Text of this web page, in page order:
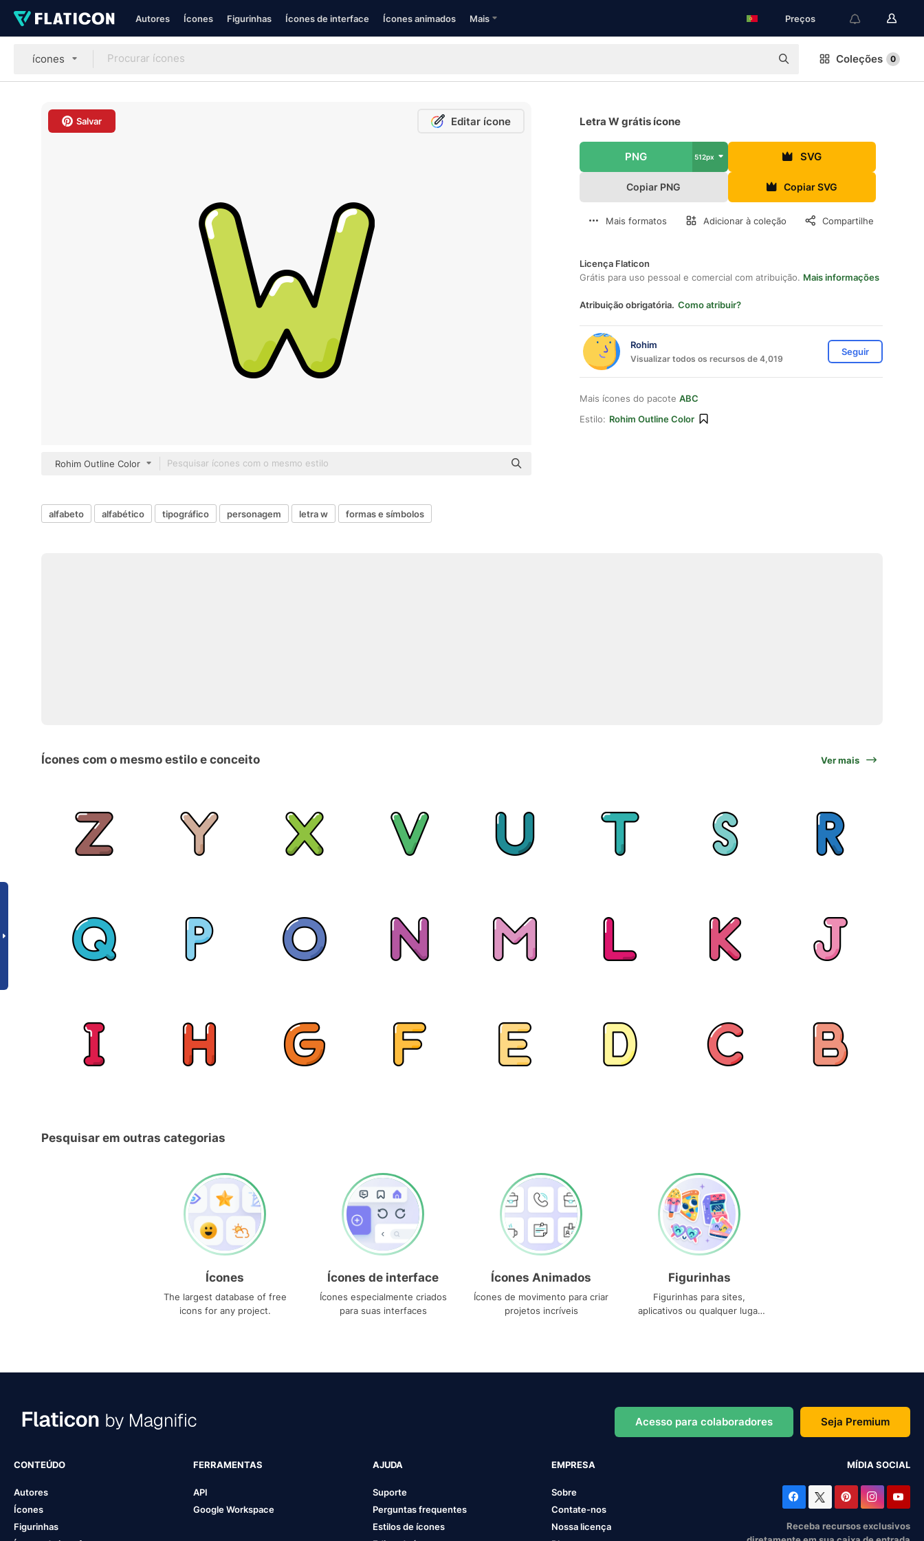
Autores Ícones Figurinhas Ícones de interface Ícones animados Mais Preços
ícones Coleções 0
Salvar Editar ícone
Rohim Outline Color
Letra W grátis ícone
PNG 512px SVG
Copiar PNG Copiar SVG
Mais formatos Adicionar à coleção Compartilhe
Licença Flaticon
Grátis para uso pessoal e comercial com atribuição. Mais informações
Atribuição obrigatória. Como atribuir?
Rohim
Visualizar todos os recursos de 4,019
Seguir
Mais ícones do pacote ABC
Estilo: Rohim Outline Color
alfabeto alfabético tipográfico personagem letra w formas e símbolos
Ícones com o mesmo estilo e conceito Ver mais
Pesquisar em outras categorias
Ícones
The largest database of free
icons for any project.
Ícones de interface
Ícones especialmente criados
para suas interfaces
Ícones Animados
Ícones de movimento para criar
projetos incríveis
Figurinhas
Figurinhas para sites,
aplicativos ou qualquer lugar
Acesso para colaboradores Seja Premium
CONTEÚDO
Autores
Ícones
Figurinhas
FERRAMENTAS
API
Google Workspace
AJUDA
Suporte
Perguntas frequentes
Estilos de ícones
EMPRESA
Sobre
Contate-nos
Nossa licença
MÍDIA SOCIAL
Receba recursos exclusivos